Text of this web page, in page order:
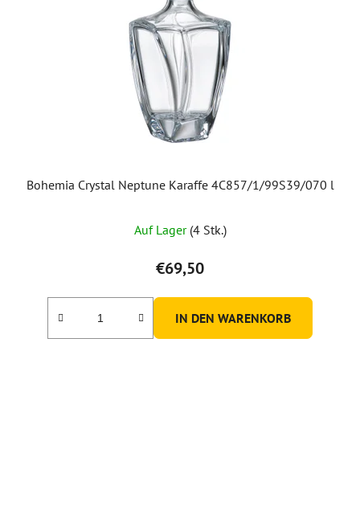
Bohemia Crystal Neptune Karaffe 4C857/1/99S39/070 l
Auf Lager (4 Stk.)
€69,50
IN DEN WARENKORB